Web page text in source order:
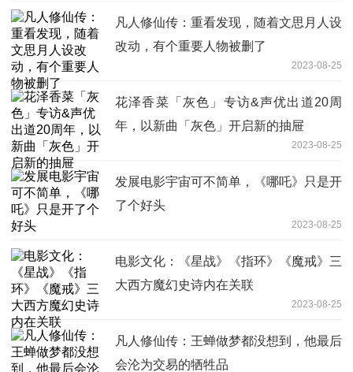
凡人修仙传：重看发现，随着文思月人设
改动，有个重要人物被删了
2023-08-25
花泽香菜「灰色」专访&声优出道20周
年，以新曲「灰色」开启新的抽屉
2023-08-25
发展电影宇宙可不简单，《哪吒》只是开
了个好头
2023-08-25
电影文化：《星战》《指环》《魔戒》三
大西方魔幻史诗内在关联
2023-08-25
凡人修仙传：王蝉做梦都没想到，他最后
会沦为交易的牺牲品